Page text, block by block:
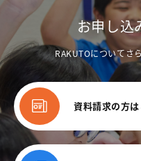
お申し込
RAKUTOについてさ
資料請求の方